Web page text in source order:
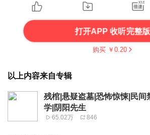
打开APP 收听完整版
购买 ￥ 0.20
以上内容来自专辑
残棺|悬疑盗墓|恐怖惊悚|民间
学|阴阳先生
65.02万 846